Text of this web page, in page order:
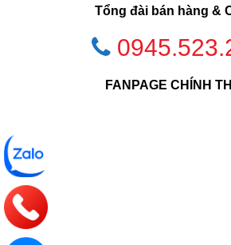
Tổng đài bán hàng &
FANPAGE CHÍNH